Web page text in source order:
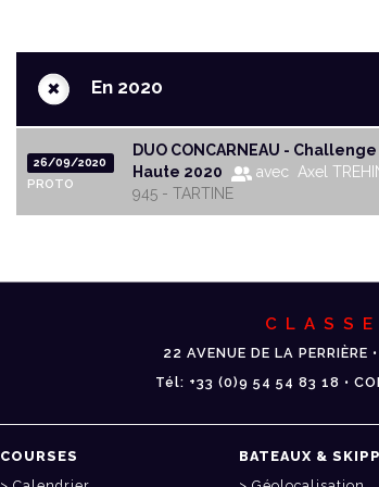
+ En 2020
26/09/2020
PROTO
DUO CONCARNEAU -
Haute 2020
avec Axel
945 - TARTINE
22 AVENUE DE LA
Tél: +33 (0)9 54 54 83 18 •
COURSES
BATEAUX &